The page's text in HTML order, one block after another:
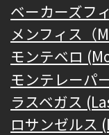
ベーカーズフ
メンフィス（
モンテベロ
モンテレーパ
ラスベガス
ロサンゼルス